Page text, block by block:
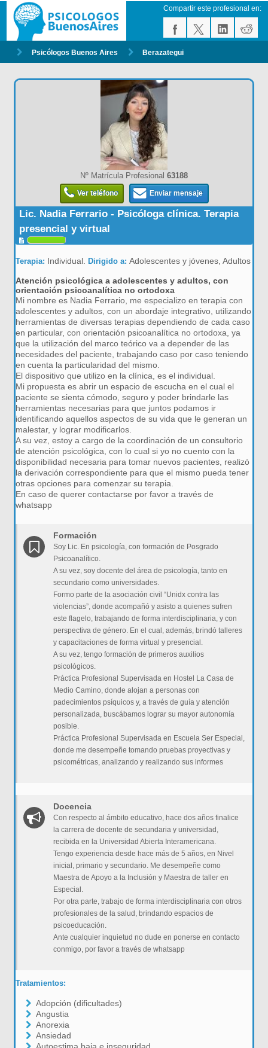
Compartir este profesional en:
Psicólogos Buenos Aires Berazategui
Nº Matrícula Profesional 63188
Ver teléfono Enviar mensaje
Lic. Nadia Ferrario - Psicóloga clínica. Terapia
presencial y virtual
Terapia: Individual.Dirigido a:Adolescentes y jóvenes, Adultos
Atención psicológica a adolescentes y adultos, con
orientación psicoanalítica no ortodoxa
Mi nombre es Nadia Ferrario, me especializo en terapia con
adolescentes y adultos, con un abordaje integrativo, utilizando
herramientas de diversas terapias dependiendo de cada caso
en particular, con orientación psicoanalítica no ortodoxa, ya
que la utilización del marco teórico va a depender de las
necesidades del paciente, trabajando caso por caso teniendo
en cuenta la particularidad del mismo.
El dispositivo que utilizo en la clínica, es el individual.
Mi propuesta es abrir un espacio de escucha en el cual el
paciente se sienta cómodo, seguro y poder brindarle las
herramientas necesarias para que juntos podamos ir
identificando aquellos aspectos de su vida que le generan un
malestar, y lograr modificarlos.
A su vez, estoy a cargo de la coordinación de un consultorio
de atención psicológica, con lo cual si yo no cuento con la
disponibilidad necesaria para tomar nuevos pacientes, realizó
la derivación correspondiente para que el mismo pueda tener
otras opciones para comenzar su terapia.
En caso de querer contactarse por favor a través de
whatsapp
Formación
Soy Lic. En psicología, con formación de Posgrado
Psicoanalítico.
A su vez, soy docente del área de psicología, tanto en
secundario como universidades.
Formo parte de la asociación civil “Unidx contra las
violencias”, donde acompañó y asisto a quienes sufren
este flagelo, trabajando de forma interdisciplinaria, y con
perspectiva de género. En el cual, además, brindó talleres
y capacitaciones de forma virtual y presencial.
A su vez, tengo formación de primeros auxilios
psicológicos.
Práctica Profesional Supervisada en Hostel La Casa de
Medio Camino, donde alojan a personas con
padecimientos psíquicos y, a través de guía y atención
personalizada, buscábamos lograr su mayor autonomía
posible.
Práctica Profesional Supervisada en Escuela Ser Especial,
donde me desempeñe tomando pruebas proyectivas y
psicométricas, analizando y realizando sus informes
Docencia
Con respecto al ámbito educativo, hace dos años finalice
la carrera de docente de secundaria y universidad,
recibida en la Universidad Abierta Interamericana.
Tengo experiencia desde hace más de 5 años, en Nivel
inicial, primario y secundario. Me desempeñe como
Maestra de Apoyo a la Inclusión y Maestra de taller en
Especial.
Por otra parte, trabajo de forma interdisciplinaria con otros
profesionales de la salud, brindando espacios de
psicoeducación.
Ante cualquier inquietud no dude en ponerse en contacto
conmigo, por favor a través de whatsapp
Tratamientos:
Adopción (dificultades)
Angustia
Anorexia
Ansiedad